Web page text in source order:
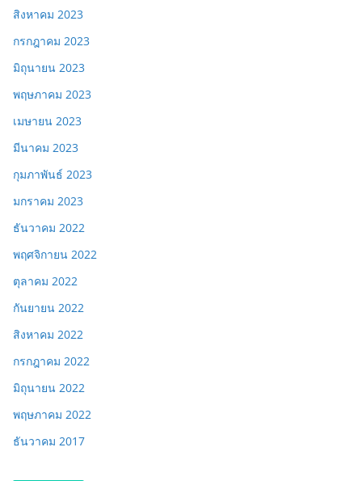
สิงหาคม 2023
กรกฎาคม 2023
มิถุนายน 2023
พฤษภาคม 2023
เมษายน 2023
มีนาคม 2023
กุมภาพันธ์ 2023
มกราคม 2023
ธันวาคม 2022
พฤศจิกายน 2022
ตุลาคม 2022
กันยายน 2022
สิงหาคม 2022
กรกฎาคม 2022
มิถุนายน 2022
พฤษภาคม 2022
ธันวาคม 2017